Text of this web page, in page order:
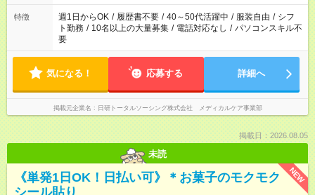
特徴 週1日からOK / 履歴書不要 / 40～50代活躍中 / 服装自由 / シフ
ト勤務 / 10名以上の大量募集 / 電話対応なし / パソコンスキル不
要
気になる！ 応募する 詳細へ
掲載元企業名 日研トータルソーシング株式会社 メディカルケア事業部
掲載日：2026.08.05
未読
NEW
《単発1日OK！日払い可》＊お菓子のモクモク
シール貼り